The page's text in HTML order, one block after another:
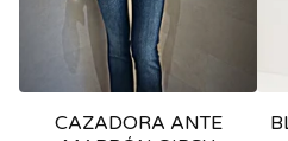
CAZADORA ANTE